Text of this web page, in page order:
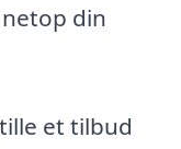
din
et tilbud